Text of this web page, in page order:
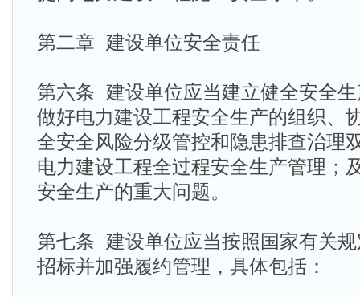
第二章 建设单位安全责任
第六条 建设单位应当建立健全安全
做好电力建设工程安全生产的组织、
全安全风险分级管控和隐患排查治理
电力建设工程全过程安全生产管理；
安全生产的重大问题。
第七条 建设单位应当按照国家有关
招标并加强履约管理，具体包括：